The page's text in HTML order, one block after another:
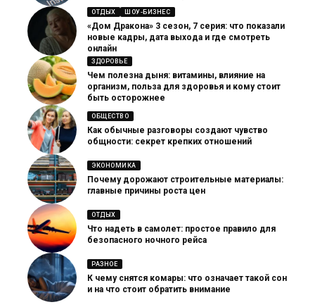
ОТДЫХ ШОУ-БИЗНЕС
«Дом Дракона» 3 сезон, 7 серия: что показали
новые кадры, дата выхода и где смотреть
онлайн
ЗДОРОВЬЕ
Чем полезна дыня: витамины, влияние на
организм, польза для здоровья и кому стоит
быть осторожнее
ОБЩЕСТВО
Как обычные разговоры создают чувство
общности: секрет крепких отношений
ЭКОНОМИКА
Почему дорожают строительные материалы:
главные причины роста цен
ОТДЫХ
Что надеть в самолет: простое правило для
безопасного ночного рейса
РАЗНОЕ
К чему снятся комары: что означает такой сон
и на что стоит обратить внимание